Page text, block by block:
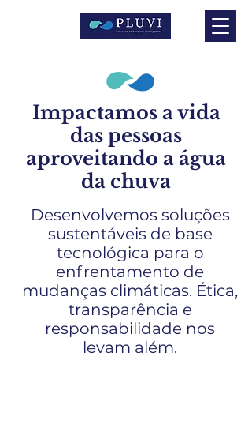
Impactamos a vida
das pessoas
aproveitando a água
da chuva
Desenvolvemos soluções
sustentáveis de base
tecnológica para o
enfrentamento de
mudanças climáticas. Ética,
transparência e
responsabilidade nos
levam além.